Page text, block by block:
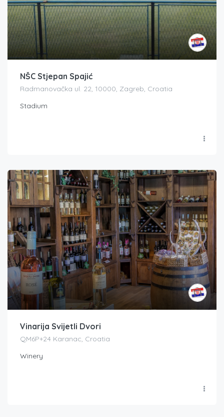
NŠC Stjepan Spajić
Radmanovačka ul. 22, 10000, Zagreb, Croatia
Stadium
Vinarija Svijetli Dvori
QM6P+24 Karanac, Croatia
Winery